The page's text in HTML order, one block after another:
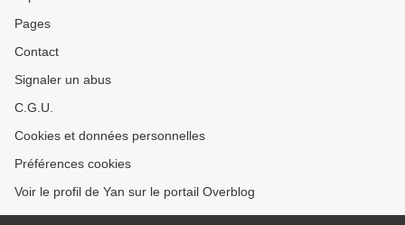
Pages
Contact
Signaler un abus
C.G.U.
Cookies et données personnelles
Préférences cookies
Voir le profil de Yan sur le portail Overblog